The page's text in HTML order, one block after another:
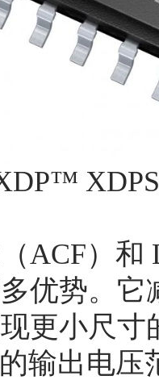
ACF）
优势。
更小尺
的输出电